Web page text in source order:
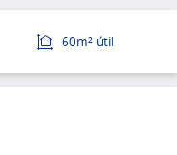
60m² útil